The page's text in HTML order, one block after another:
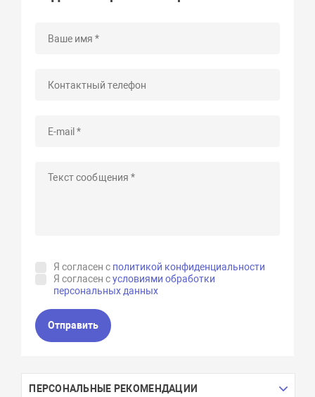
Я согласен с политикой конфиденциальности
Я согласен сусловиями обработки
персональных данных
Отправить
ПЕРСОНАЛЬНЫЕ РЕКОМЕНДАЦИИ